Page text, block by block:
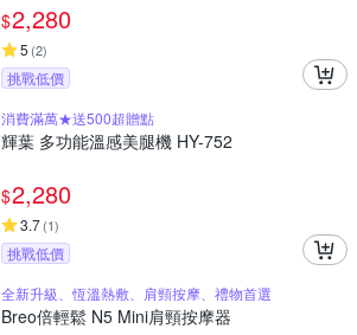
$2,280
5 (2)
挑戰低價
消費滿萬★送500超贈點
輝葉 多功能溫感美腿機 HY-752
$2,280
3.7(1)
挑戰低價
全新升級、恆溫熱敷、肩頸按摩、禮物首選
Breo倍輕鬆 N5 Mini肩頸按摩器